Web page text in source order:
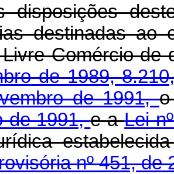
disposições
destinadas ao
Comércio de
de 1989,
de 1991,
de 1991,e aLei
nº 451, de